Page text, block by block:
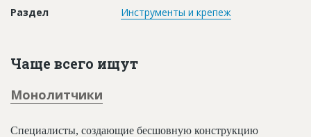
Раздел Инструменты и крепеж
Чаще всего ищут
Монолитчики
Специалисты, создающие бесшовную конструкцию